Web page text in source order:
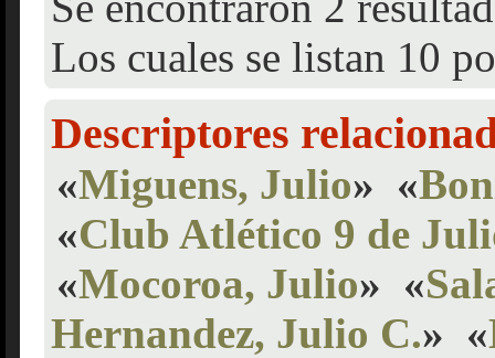
Los cuales se listan 10
Descriptores
«Miguens, Julio» «
«Club Atlético 9 de
«Mocoroa, Julio» «
Hernandez, Julio C.» «